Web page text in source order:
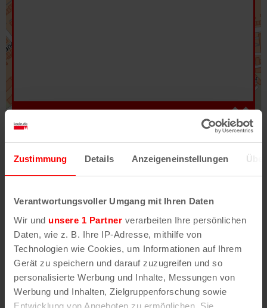
Zustimmung Details Anzeigeneinstellungen
Verantwortungsvoller Umgang mit Ihren Daten
Wir und unsere 1 Partner verarbeiten Ihre persönlichen
Daten, wie z. B. Ihre IP-Adresse, mithilfe von
Technologien wie Cookies, um Informationen auf Ihrem
Gerät zu speichern und darauf zuzugreifen und so
personalisierte Werbung und Inhalte, Messungen von
Werbung und Inhalten, Zielgruppenforschung sowie
Entwicklung von Angeboten zu ermöglichen. Sie
Fehler/Problem melden
Darstellung des RVR-Kartenwerks
Stadtplanwerk
erhältst Du unsere koeln.de-Karte mit vielen
weiteren Details wie z.B. Hausnummern.
Unser Stadtplan basiert auf Daten des
OpenStreetMap
-Projekts (
© OpenStreetMap
Mitwirkende
) und von OpenCycleMap.org